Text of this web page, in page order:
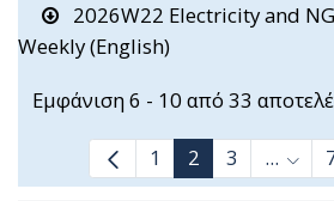
2026W22 Electricity and
Weekly (English)
Εμφάνιση 6 - 10 από 33
1 2 3 ...